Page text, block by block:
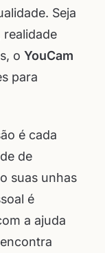
Seja
realidade
o YouCam
para
é cada
de
suas unhas
é
a ajuda